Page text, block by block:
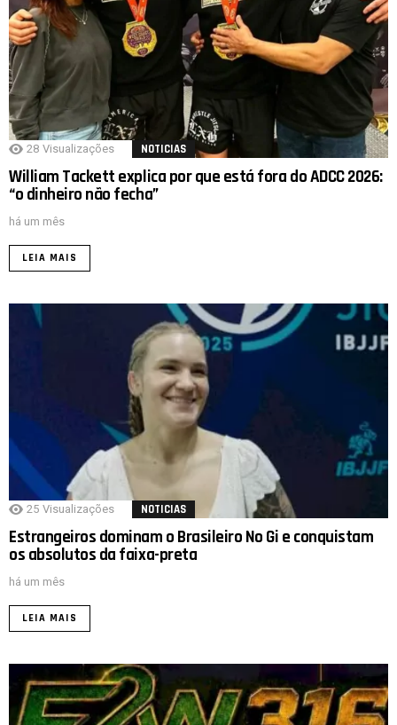
28 Visualizações NOTICIAS
William Tackett explica por que está fora do ADCC 2026:
“o dinheiro não fecha”
há um mês
LEIA MAIS
25 Visualizações NOTICIAS
Estrangeiros dominam o Brasileiro No Gi e conquistam
os absolutos da faixa-preta
há um mês
LEIA MAIS